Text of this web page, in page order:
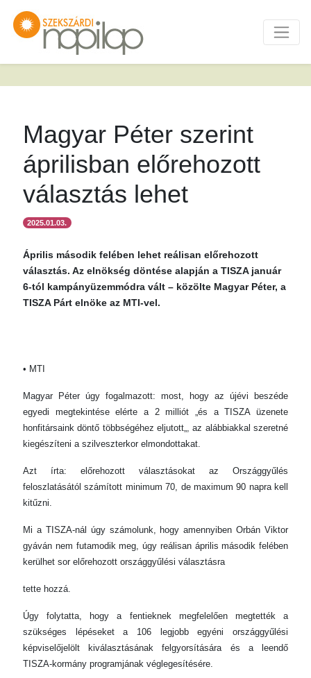
Magyar Péter szerint
áprilisban előrehozott
választás lehet
2025.01.03.
Április második felében lehet reálisan előrehozott
választás. Az elnökség döntése alapján a TISZA január
6-tól kampányüzemmódra vált – közölte Magyar Péter, a
TISZA Párt elnöke az MTI-vel.
• MTI
Magyar Péter úgy fogalmazott: most, hogy az újévi beszéde
egyedi megtekintése elérte a 2 milliót „és a TISZA üzenete
honfitársaink döntő többségéhez eljutott„, az alábbiakkal szeretné
kiegészíteni a szilveszterkor elmondottakat.
Azt írta: előrehozott választásokat az Országgyűlés
feloszlatásától számított minimum 70, de maximum 90 napra kell
kitűzni.
Mi a TISZA-nál úgy számolunk, hogy amennyiben Orbán Viktor
gyáván nem futamodik meg, úgy reálisan április második felében
kerülhet sor előrehozott országgyűlési választásra
tette hozzá.
Úgy folytatta, hogy a fentieknek megfelelően megtették a
szükséges lépéseket a 106 legjobb egyéni országgyűlési
képviselőjelölt kiválasztásának felgyorsítására és a leendő
TISZA-kormány programjának véglegesítésére.